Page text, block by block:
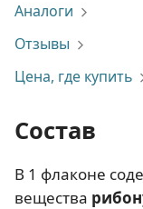
Аналоги
Отзывы
Цена, где купить
Состав
В 1 флаконе
вещества